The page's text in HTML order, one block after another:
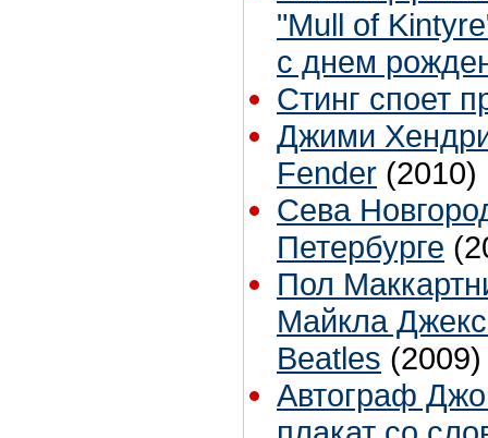
"Mull of
с днем
Стинг споет
Джими
Fender (2010)
Сева
Петербурге
Пол
Майкла
Beatles (2009)
Автограф